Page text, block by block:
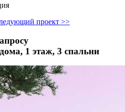
проект >>
1 этаж, 3 спальни